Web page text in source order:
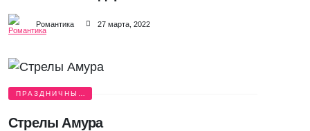
Романтика 27 марта, 2022
ПРАЗДНИЧНЫЕ
Стрелы Амура